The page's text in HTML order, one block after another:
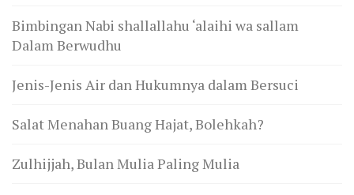
Bimbingan Nabi shallallahu ‘alaihi wa sallam
Dalam Berwudhu
Jenis-Jenis Air dan Hukumnya dalam Bersuci
Salat Menahan Buang Hajat, Bolehkah?
Zulhijjah, Bulan Mulia Paling Mulia